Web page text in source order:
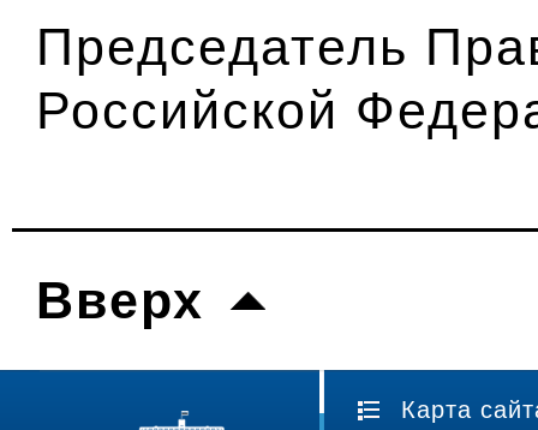
Председатель
Российской
Вверх
Карта